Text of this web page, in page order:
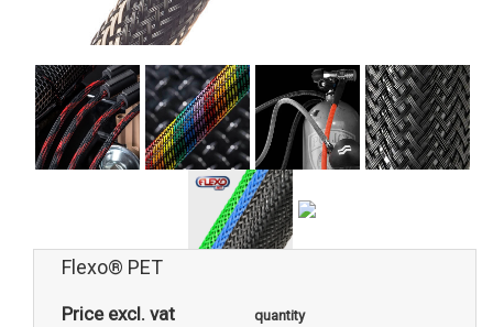
Flexo® PET
Price excl. vat quantity